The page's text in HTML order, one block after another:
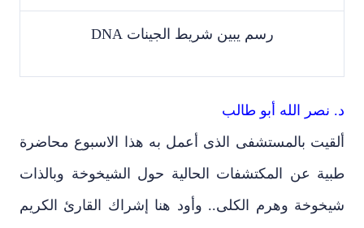
رسم يبين شريط الجيناتDNA
د. نصر الله أبو طالب
ألقيت بالمستشفى الذى أعمل به هذا الاسبوع محاضرة
طبية عن المكتشفات الحالية حول الشيخوخة وبالذات
شيخوخة وهرم الكلى.. وأود هنا إشراك القارئ الكريم